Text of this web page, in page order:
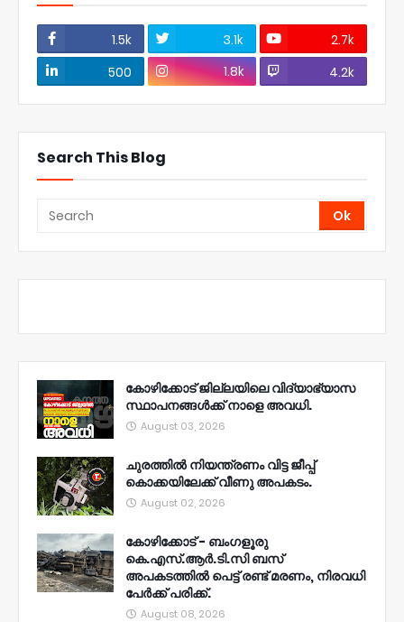
1.5k 3.1k
2.7k
500
1.8k 4.2k
Search This Blog
കോഴിക്കോട് ജില്ലയിലെ വിദ്യാഭ്യാസ
സ്ഥാപനങ്ങൾക്ക് നാളെ അവധി.
August 03, 2026
ചുരത്തിൽ നിയന്ത്രണം വിട്ട ജീപ്പ്
കൊക്കയിലേക്ക് വീണു അപകടം.
August 02, 2026
കോഴിക്കോട് - ബംഗളൂരു
കെ.എസ്.ആർ.ടി.സി ബസ്
അപകടത്തിൽ പെട്ട് രണ്ട് മരണം, നിരവധി
പേർക്ക് പരിക്ക്.
August 08, 2026